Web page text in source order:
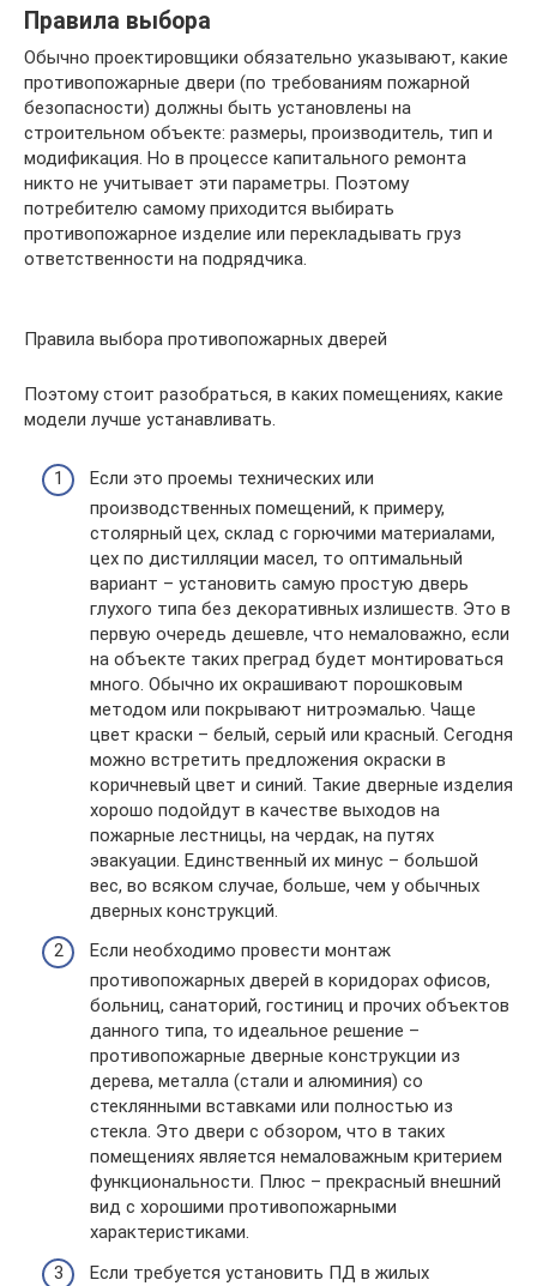
Правила выбора
Обычно проектировщики обязательно указывают, какие
противопожарные двери (по требованиям пожарной
безопасности) должны быть установлены на
строительном объекте: размеры, производитель, тип и
модификация. Но в процессе капитального ремонта
никто не учитывает эти параметры. Поэтому
потребителю самому приходится выбирать
противопожарное изделие или перекладывать груз
ответственности на подрядчика.
Правила выбора противопожарных дверей
Поэтому стоит разобраться, в каких помещениях, какие
модели лучше устанавливать.
Если это проемы технических или
производственных помещений, к примеру,
столярный цех, склад с горючими материалами,
цех по дистилляции масел, то оптимальный
вариант – установить самую простую дверь
глухого типа без декоративных излишеств. Это в
первую очередь дешевле, что немаловажно, если
на объекте таких преград будет монтироваться
много. Обычно их окрашивают порошковым
методом или покрывают нитроэмалью. Чаще
цвет краски – белый, серый или красный. Сегодня
можно встретить предложения окраски в
коричневый цвет и синий. Такие дверные изделия
хорошо подойдут в качестве выходов на
пожарные лестницы, на чердак, на путях
эвакуации. Единственный их минус – большой
вес, во всяком случае, больше, чем у обычных
дверных конструкций.
Если необходимо провести монтаж
противопожарных дверей в коридорах офисов,
больниц, санаторий, гостиниц и прочих объектов
данного типа, то идеальное решение –
противопожарные дверные конструкции из
дерева, металла (стали и алюминия) со
стеклянными вставками или полностью из
стекла. Это двери с обзором, что в таких
помещениях является немаловажным критерием
функциональности. Плюс – прекрасный внешний
вид с хорошими противопожарными
характеристиками.
Если требуется установить ПД в жилых